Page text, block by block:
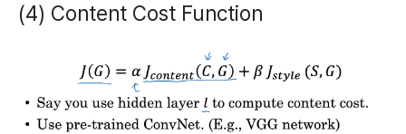
(4) Content Cost Function